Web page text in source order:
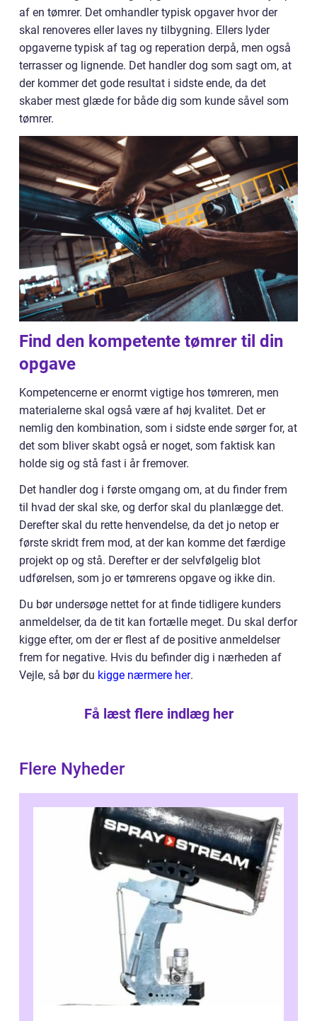
af en tømrer. Det omhandler typisk opgaver hvor der
skal renoveres eller laves ny tilbygning. Ellers lyder
opgaverne typisk af tag og reperation derpå, men også
terrasser og lignende. Det handler dog som sagt om, at
der kommer det gode resultat i sidste ende, da det
skaber mest glæde for både dig som kunde såvel som
tømrer.
Find den kompetente tømrer til din
opgave
Kompetencerne er enormt vigtige hos tømreren, men
materialerne skal også være af høj kvalitet. Det er
nemlig den kombination, som i sidste ende sørger for, at
det som bliver skabt også er noget, som faktisk kan
holde sig og stå fast i år fremover.
Det handler dog i første omgang om, at du finder frem
til hvad der skal ske, og derfor skal du planlægge det.
Derefter skal du rette henvendelse, da det jo netop er
første skridt frem mod, at der kan komme det færdige
projekt op og stå. Derefter er der selvfølgelig blot
udførelsen, som jo er tømrerens opgave og ikke din.
Du bør undersøge nettet for at finde tidligere kunders
anmeldelser, da de tit kan fortælle meget. Du skal derfor
kigge efter, om der er flest af de positive anmeldelser
frem for negative. Hvis du befinder dig i nærheden af
Vejle, så bør du kigge nærmere her.
Få læst flere indlæg her
Flere Nyheder